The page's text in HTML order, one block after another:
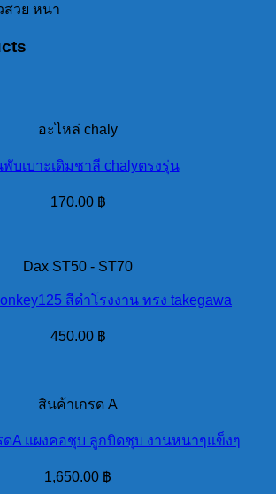
สวย หนา
อะไหล่ chaly
บเบาะเดิมชาลี chalyตรงรุ่น
170.00 ฿
Dax ST50 - ST70
สีดำโรงงาน ทรง takegawa
450.00 ฿
สินค้าเกรด A
ดA แผงคอชุบ ลูกบิดชุบ งานหนาๆแข็งๆ
1,650.00 ฿